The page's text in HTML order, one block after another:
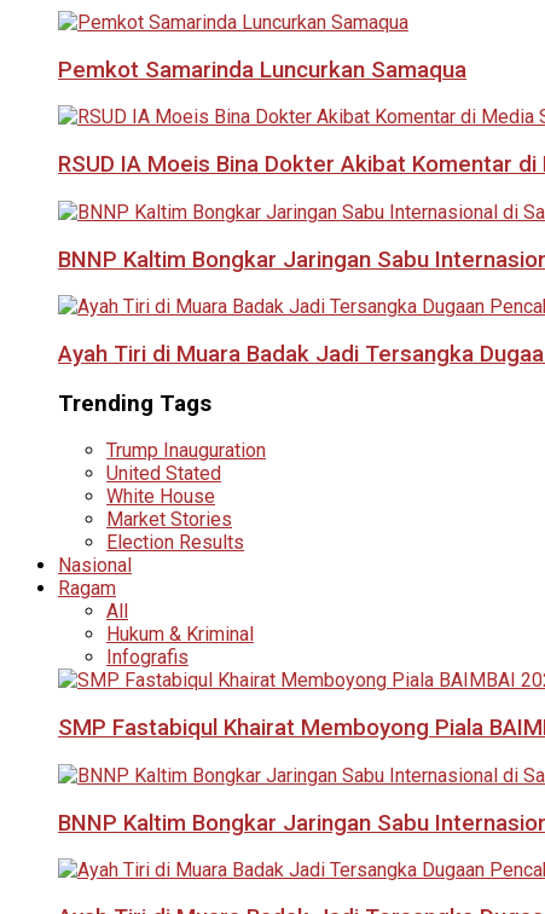
Pemkot Samarinda Luncurkan Samaqua
RSUD IA Moeis Bina Dokter Akibat Komentar di
BNNP Kaltim Bongkar Jaringan Sabu
Ayah Tiri di Muara Badak Jadi Tersangka
Trending Tags
Trump Inauguration
United Stated
White House
Market Stories
Election Results
Nasional
Ragam
All
Hukum & Kriminal
Infografis
SMP Fastabiqul Khairat Memboyong Piala
BNNP Kaltim Bongkar Jaringan Sabu